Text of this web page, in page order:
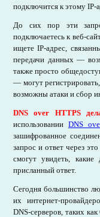
подключится к этому IP-
До сих пор эти
подключаетесь к веб-
ищете IP-адрес,
передачи данных —
также просто
— могут
возможны атаки и сбор
DNS over HTTPS
использовании DNS
зашифрованное
запрос и ответ через
смогут увидеть,
присланный ответ.
Сегодня большинство
их интернет-
DNS-серверов, таких